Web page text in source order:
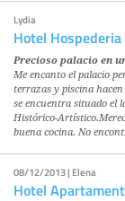
Lydia
Hotel
Precioso palacio en
Me encanto el palacio
terrazas y piscina
se encuentra situado el
Histórico-
buena cocina. No
08/12/2013 | Elena
Hotel